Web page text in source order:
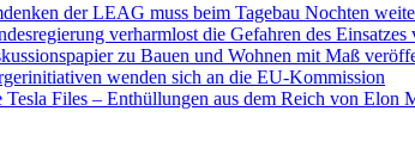
der LEAG muss beim Tagebau Nochten
verharmlost die Gefahren des
zu Bauen und Wohnen mit Maß
wenden sich an die EU-Kommission
Tesla Files – Enthüllungen aus dem Reich von Elon